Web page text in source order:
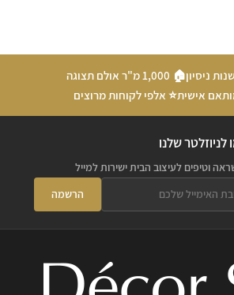
🏠 1,000 מ"ר אולם תצוגה
אישית⭐ אלפי לקוחות מרוצים
לניוזלטר שלנו
וטיפים לעיצוב הבית ישירות למייל
הרשמה